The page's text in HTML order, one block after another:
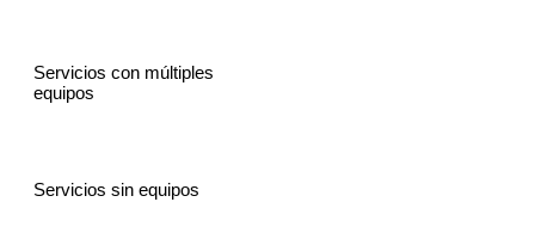
Servicios con múltiples
equipos
Servicios sin equipos